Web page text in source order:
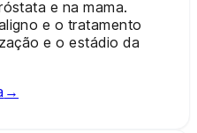
e na mama.
e o tratamento
e o estádio da
→